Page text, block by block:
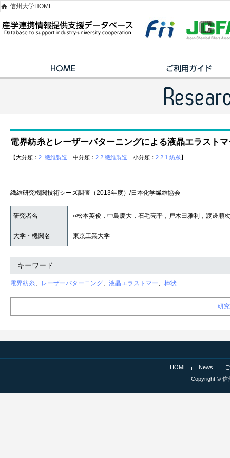
信州大学HOME
電界紡糸とレーザーパターニングによる液晶エラスト
【大分類： 2. 繊維製造 中分類： 2.2 繊維製造 小分類： 2.2.1 紡糸】
繊維研究機関技術シーズ調査（2013年度）/日本化学繊維協会
研究者名 ○松本英俊，中島慶大，石毛亮平，戸木田雅利，渡邊順
大学・機関名 東京工業大学
キーワード
電界紡糸、 レーザーパターニング、 液晶エラストマー、 棒状
研
HOME News
Copyright © 信